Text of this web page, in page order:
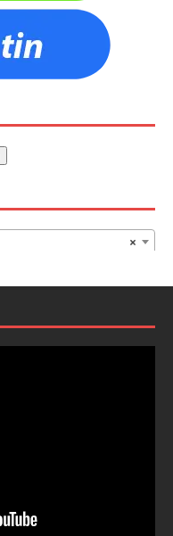
×